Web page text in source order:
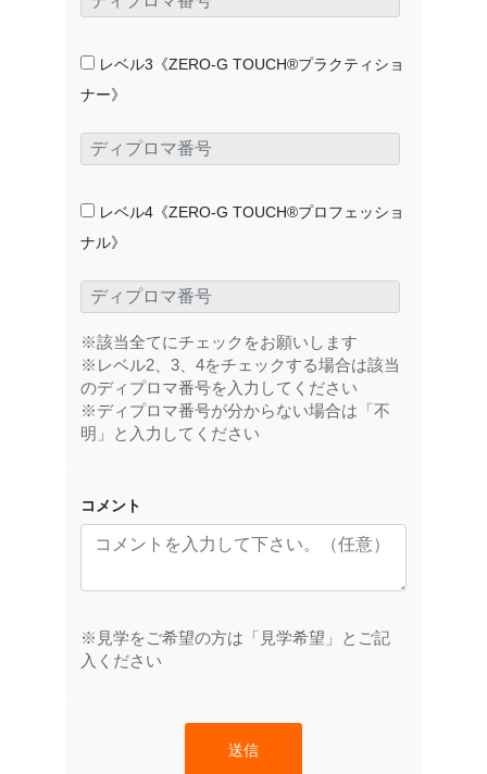
レベル3《ZERO-G TOUCH®プラクティショ
ナー》
レベル4《ZERO-G TOUCH®プロフェッショ
ナル》
※該当全てにチェックをお願いします
※レベル2、3、4をチェックする場合は該当
のディプロマ番号を入力してください
※ディプロマ番号が分からない場合は「不
明」と入力してください
コメント
※見学をご希望の方は「見学希望」とご記
入ください
送信